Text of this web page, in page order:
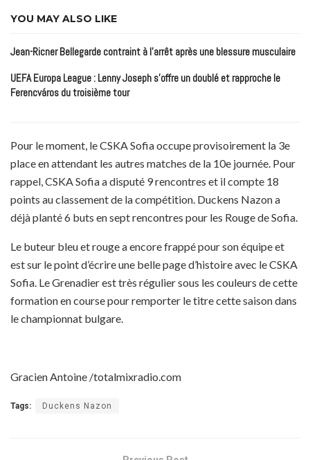
YOU MAY ALSO LIKE
Jean-Ricner Bellegarde contraint à l’arrêt après une blessure musculaire
UEFA Europa League : Lenny Joseph s’offre un doublé et rapproche le
Ferencváros du troisième tour
Pour le moment, le CSKA Sofia occupe provisoirement la 3e
place en attendant les autres matches de la 10e journée. Pour
rappel, CSKA Sofia a disputé 9 rencontres et il compte 18
points au classement de la compétition. Duckens Nazon a
déjà planté 6 buts en sept rencontres pour les Rouge de Sofia.
Le buteur bleu et rouge a encore frappé pour son équipe et
est sur le point d’écrire une belle page d’histoire avec le CSKA
Sofia. Le Grenadier est très régulier sous les couleurs de cette
formation en course pour remporter le titre cette saison dans
le championnat bulgare.
Gracien Antoine /totalmixradio.com
Tags: Duckens Nazon